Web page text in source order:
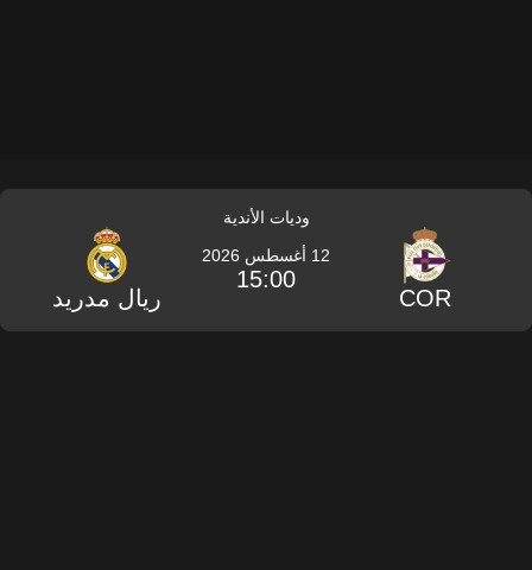
وديات الأندية
COR
12 أغسطس 2026
15:00
ريال مدريد